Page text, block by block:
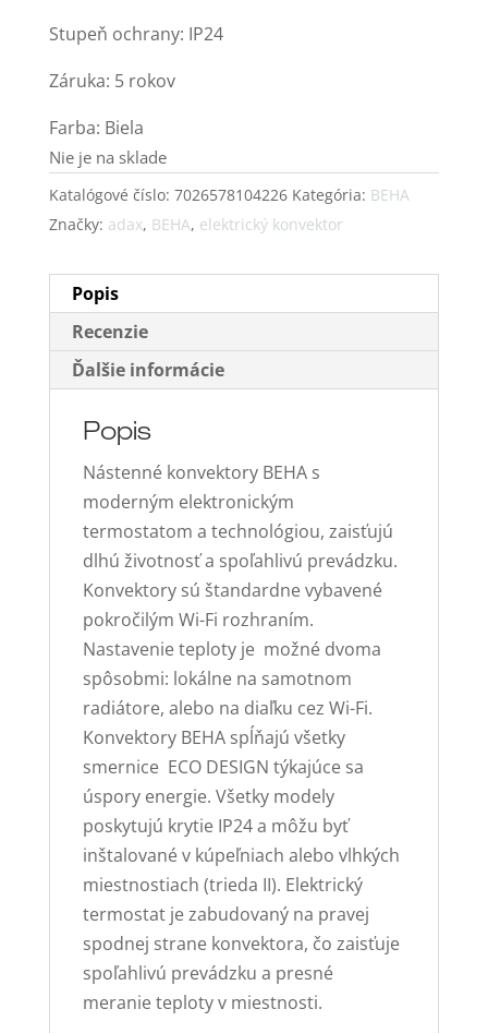
Stupeň ochrany: IP24
Záruka: 5 rokov
Farba: Biela
Nie je na sklade
Katalógové číslo: 7026578104226 Kategória: BEHA
Značky: adax, BEHA, elektrický konvektor
Popis
Recenzie
Ďalšie informácie
Popis
Nástenné konvektory BEHA s
moderným elektronickým
termostatom a technológiou, zaisťujú
dlhú životnosť a spoľahlivú prevádzku.
Konvektory sú štandardne vybavené
pokročilým Wi-Fi rozhraním.
Nastavenie teploty je možné dvoma
spôsobmi: lokálne na samotnom
radiátore, alebo na diaľku cez Wi-Fi.
Konvektory BEHA spĺňajú všetky
smernice ECO DESIGN týkajúce sa
úspory energie. Všetky modely
poskytujú krytie IP24 a môžu byť
inštalované v kúpeľniach alebo vlhkých
miestnostiach (trieda II). Elektrický
termostat je zabudovaný na pravej
spodnej strane konvektora, čo zaisťuje
spoľahlivú prevádzku a presné
meranie teploty v miestnosti.